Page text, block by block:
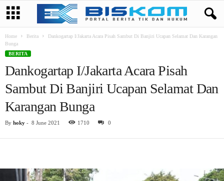
Home Berita
Dankogartap I/Jakarta Acara Pisah Sambut Di Banjiri Ucapan Selamat Dan Karangan
Bunga
BERITA
Dankogartap I/Jakarta Acara Pisah
Sambut Di Banjiri Ucapan Selamat Dan
Karangan Bunga
By hoky - 8 June 2021 1710 0